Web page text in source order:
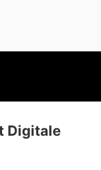
Digitale